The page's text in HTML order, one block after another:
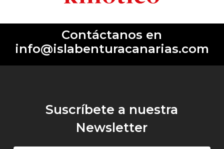
Contáctanos en
info@islabenturacanarias.com
Suscríbete a nuestra
Newsletter